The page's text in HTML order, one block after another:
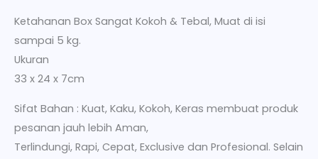
Ketahanan Box Sangat Kokoh & Tebal, Muat di isi
sampai 5 kg.
Ukuran
33 x 24 x 7cm
Sifat Bahan : Kuat, Kaku, Kokoh, Keras membuat produk
pesanan jauh lebih Aman,
Terlindungi, Rapi, Cepat, Exclusive dan Profesional. Selain